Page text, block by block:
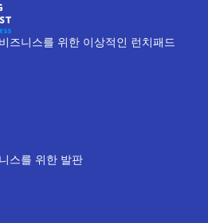
즈니스를 위한 이상적인 런치패드
스를 위한 발판